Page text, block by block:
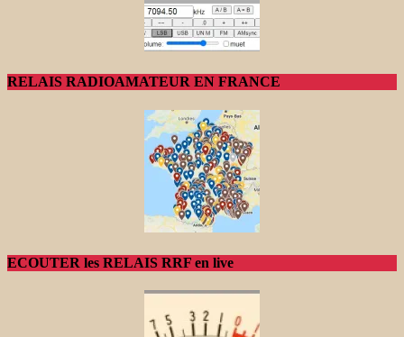
RELAIS RADIOAMATEUR EN FRANCE
ECOUTER les RELAIS RRF en live